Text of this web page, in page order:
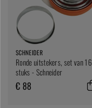
SCHNEIDER
Ronde uitstekers, set van 16
stuks - Schneider
€ 88